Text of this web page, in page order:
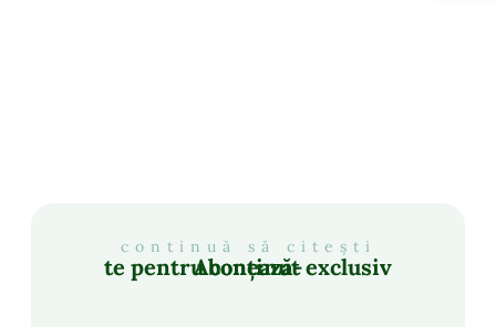
continuă să citești
Abonează-te pentru conținut exclusiv